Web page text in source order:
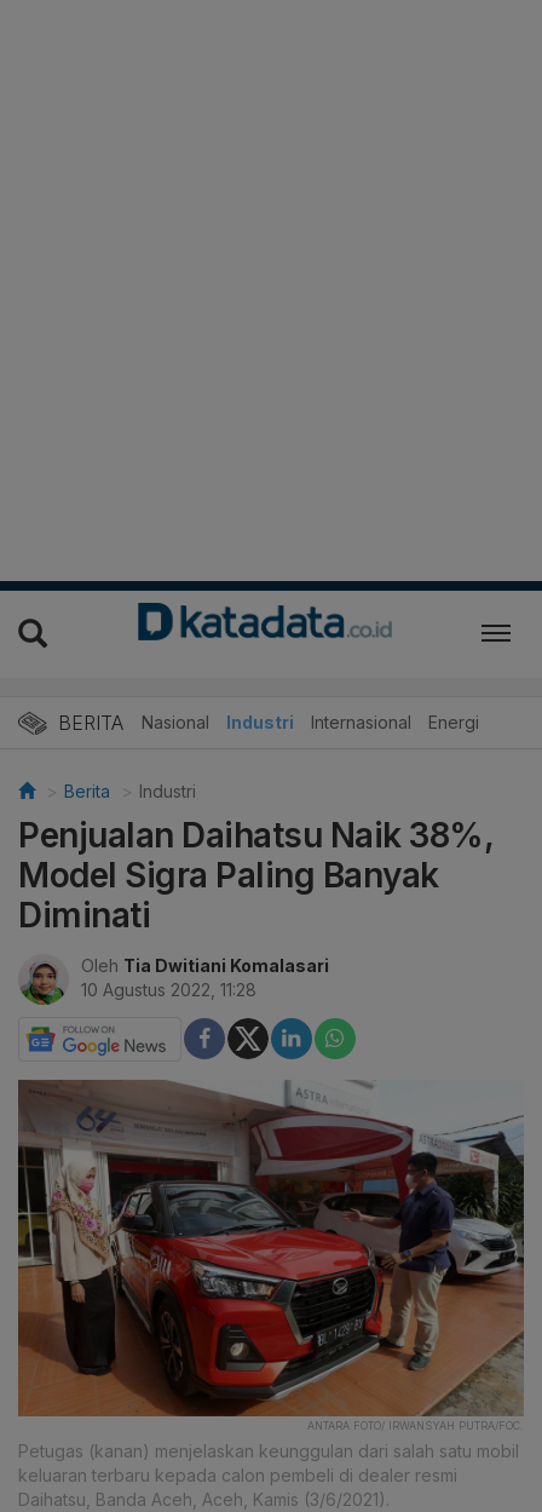
BERITA Nasional Industri Internasional Energi
Berita Industri
Penjualan Daihatsu Naik 38%,
Model Sigra Paling Banyak
Diminati
Oleh Tia Dwitiani Komalasari
10 Agustus 2022, 11:28
ANTARA FOTO/ IRWANSYAH PUTRA/FOC.
Petugas (kanan) menjelaskan keunggulan dari salah satu mobil
keluaran terbaru kepada calon pembeli di dealer resmi
Daihatsu, Banda Aceh, Aceh, Kamis (3/6/2021).